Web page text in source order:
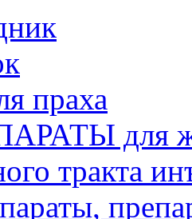
праха
для
тракта